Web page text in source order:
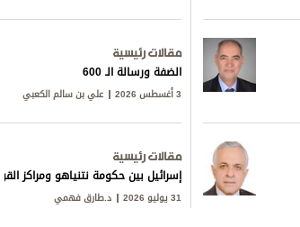
مقالات رئيسية
الضفة ورسالة الـ 600
3 أغسطس 2026 علي بن سالم الكعبي
مقالات رئيسية
إسرائيل بين حكومة نتنياهو ومراكز القوى
31 يوليو 2026 د.طارق فهمي